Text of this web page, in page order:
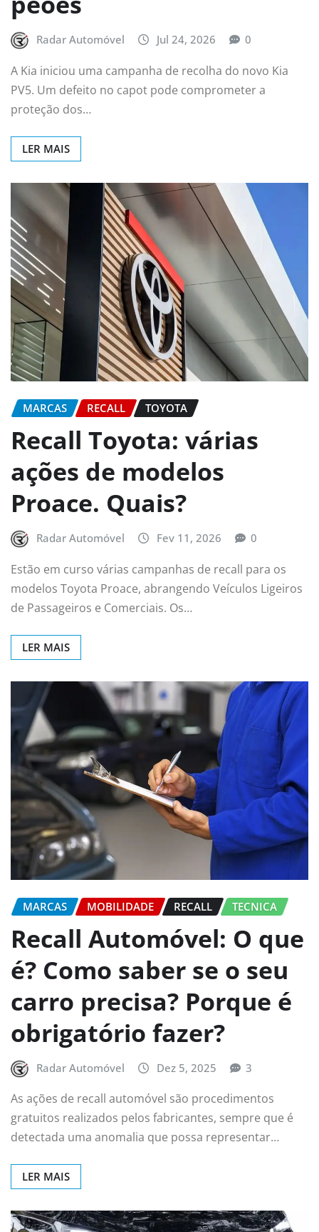
Radar Automóvel Jul 24, 2026 0
A Kia iniciou uma campanha de recolha do novo Kia
PV5. Um defeito no capot pode comprometer a
proteção dos…
LER MAIS
MARCAS RECALL TOYOTA
Recall Toyota: várias
ações de modelos
Proace. Quais?
Radar Automóvel Fev 11, 2026 0
Estão em curso várias campanhas de recall para os
modelos Toyota Proace, abrangendo Veículos Ligeiros
de Passageiros e Comerciais. Os…
LER MAIS
MARCAS MOBILIDADE RECALL TECNICA
Recall Automóvel: O que
é? Como saber se o seu
carro precisa? Porque é
obrigatório fazer?
Radar Automóvel Dez 5, 2025 3
As ações de recall automóvel são procedimentos
gratuitos realizados pelos fabricantes, sempre que é
detectada uma anomalia que possa representar…
LER MAIS